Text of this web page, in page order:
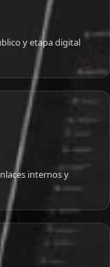
y etapa digital
internos y